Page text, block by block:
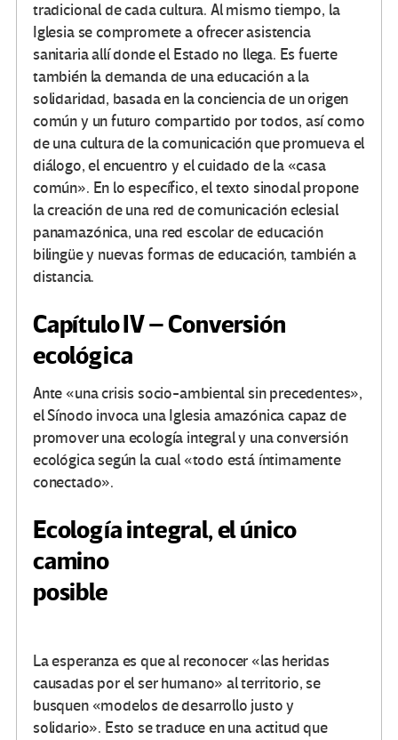
tradicional de cada cultura. Al mismo tiempo, la
Iglesia se compromete a ofrecer asistencia
sanitaria allí donde el Estado no llega. Es fuerte
también la demanda de una educación a la
solidaridad, basada en la conciencia de un origen
común y un futuro compartido por todos, así como
de una cultura de la comunicación que promueva el
diálogo, el encuentro y el cuidado de la «casa
común». En lo específico, el texto sinodal propone
la creación de una red de comunicación eclesial
panamazónica, una red escolar de educación
bilingüe y nuevas formas de educación, también a
distancia.
Capítulo IV – Conversión
ecológica
Ante «una crisis socio-ambiental sin precedentes»,
el Sínodo invoca una Iglesia amazónica capaz de
promover una ecología integral y una conversión
ecológica según la cual «todo está íntimamente
conectado».
Ecología integral, el único
camino
posible
La esperanza es que al reconocer «las heridas
causadas por el ser humano» al territorio, se
busquen «modelos de desarrollo justo y
solidario». Esto se traduce en una actitud que